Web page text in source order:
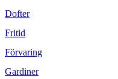
Dofter
Fritid
Förvaring
Gardiner